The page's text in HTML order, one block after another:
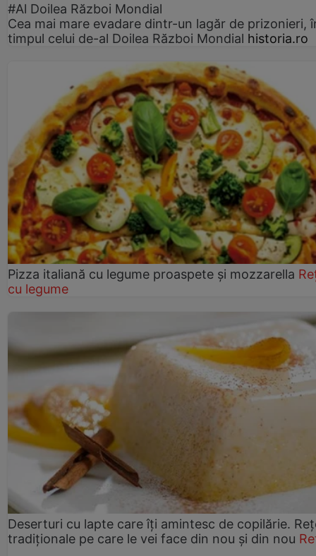
#Al Doilea Război Mondial
Cea mai mare evadare dintr-un lagăr de prizonieri,
timpul celui de-al Doilea Război Mondial historia.ro
Pizza italiană cu legume proaspete și mozzarella
cu legume
Deserturi cu lapte care îți amintesc de copilărie.
tradiționale pe care le vei face din nou și din nou